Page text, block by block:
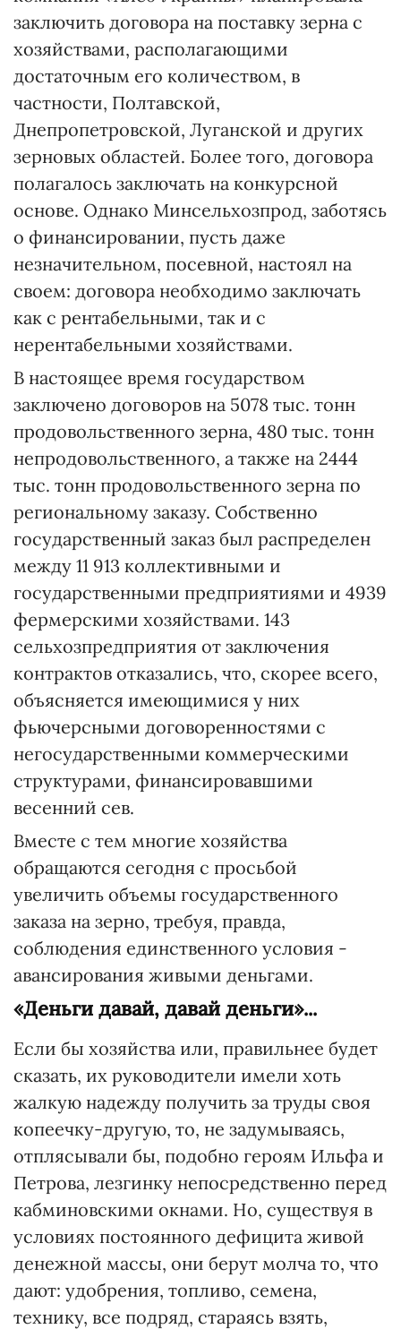
заключить договора на поставку зерна с
хозяйствами, располагающими
достаточным его количеством, в
частности, Полтавской,
Днепропетровской, Луганской и других
зерновых областей. Более того, договора
полагалось заключать на конкурсной
основе. Однако Минсельхозпрод, заботясь
о финансировании, пусть даже
незначительном, посевной, настоял на
своем: договора необходимо заключать
как с рентабельными, так и с
нерентабельными хозяйствами.
В настоящее время государством
заключено договоров на 5078 тыс. тонн
продовольственного зерна, 480 тыс. тонн
непродовольственного, а также на 2444
тыс. тонн продовольственного зерна по
региональному заказу. Собственно
государственный заказ был распределен
между 11 913 коллективными и
государственными предприятиями и 4939
фермерскими хозяйствами. 143
сельхозпредприятия от заключения
контрактов отказались, что, скорее всего,
объясняется имеющимися у них
фьючерсными договоренностями с
негосударственными коммерческими
структурами, финансировавшими
весенний сев.
Вместе с тем многие хозяйства
обращаются сегодня с просьбой
увеличить объемы государственного
заказа на зерно, требуя, правда,
соблюдения единственного условия -
авансирования живыми деньгами.
«Деньги давай, давай деньги»...
Если бы хозяйства или, правильнее будет
сказать, их руководители имели хоть
жалкую надежду получить за труды своя
копеечку-другую, то, не задумываясь,
отплясывали бы, подобно героям Ильфа и
Петрова, лезгинку непосредственно перед
кабминовскими окнами. Но, существуя в
условиях постоянного дефицита живой
денежной массы, они берут молча то, что
дают: удобрения, топливо, семена,
технику, все подряд, стараясь взять,